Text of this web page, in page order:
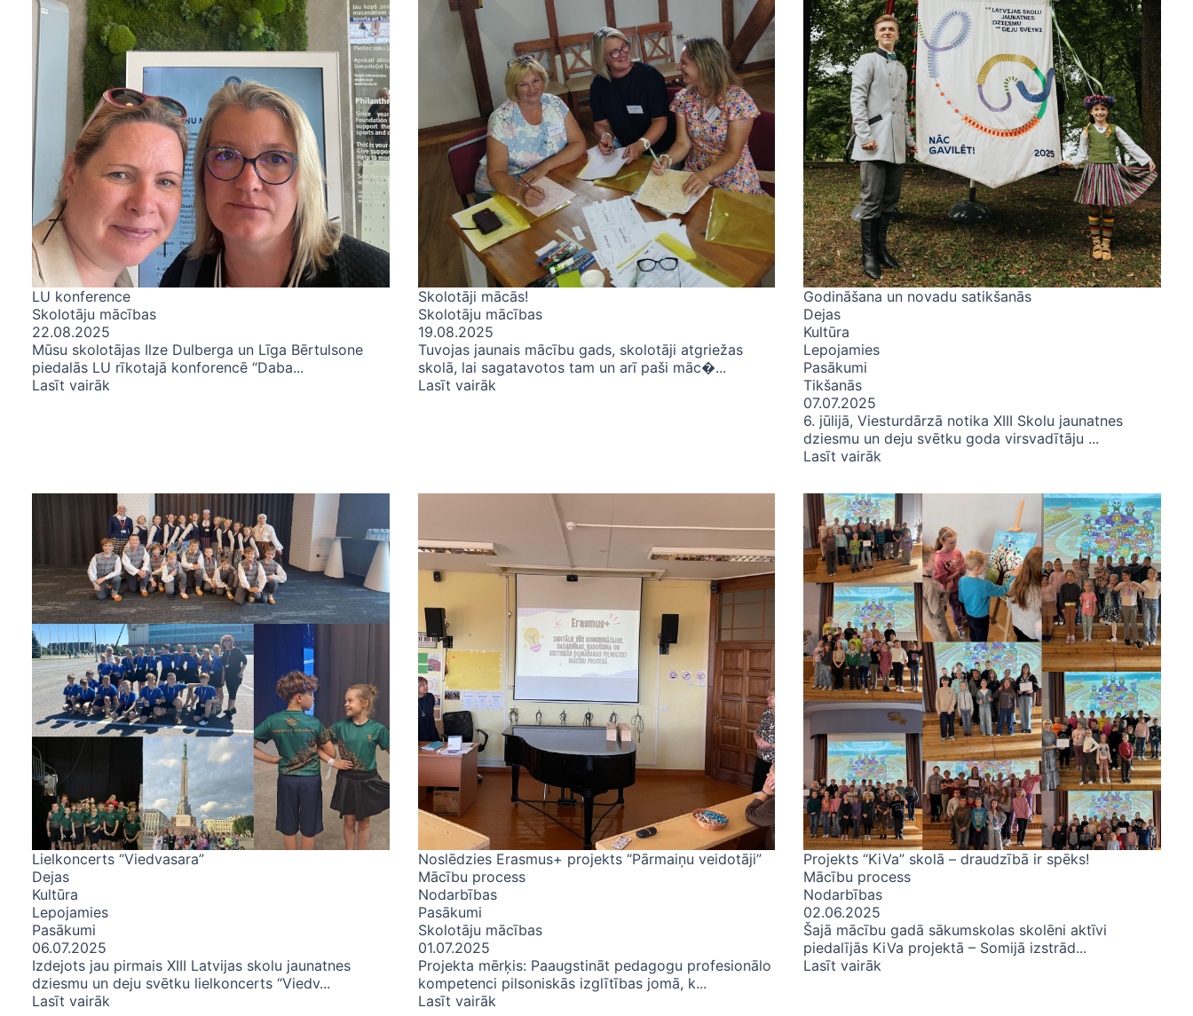
LU konference
Skolotāju mācības
22.08.2025
Mūsu skolotājas Ilze Dulberga un Līga Bērtulsone
piedalās LU rīkotajā konforencē “Daba...
Lasīt vairāk
Skolotāji mācās!
Skolotāju mācības
19.08.2025
Tuvojas jaunais mācību gads, skolotāji atgriežas
skolā, lai sagatavotos tam un arī paši māc�...
Lasīt vairāk
Godināšana un novadu satikšanās
Dejas
Kultūra
Lepojamies
Pasākumi
Tikšanās
07.07.2025
6. jūlijā, Viesturdārzā notika XIII Skolu jaunatnes
dziesmu un deju svētku goda virsvadītāju ...
Lasīt vairāk
Lielkoncerts “Viedvasara”
Dejas
Kultūra
Lepojamies
Pasākumi
06.07.2025
Izdejots jau pirmais XIII Latvijas skolu jaunatnes
dziesmu un deju svētku lielkoncerts “Viedv...
Lasīt vairāk
Noslēdzies Erasmus+ projekts “Pārmaiņu veidotāji”
Mācību process
Nodarbības
Pasākumi
Skolotāju mācības
01.07.2025
Projekta mērķis: Paaugstināt pedagogu profesionālo
kompetenci pilsoniskās izglītības jomā, k...
Lasīt vairāk
Projekts “KiVa” skolā – draudzībā ir spēks!
Mācību process
Nodarbības
02.06.2025
Šajā mācību gadā sākumskolas skolēni aktīvi
piedalījās KiVa projektā – Somijā izstrād...
Lasīt vairāk